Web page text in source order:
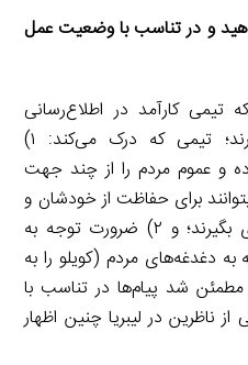
و در تناسب با وضعیت عمل
تیمی کارآمد در اطلاع‌رسانی
مخاطره برای این وضعیت دارند؛ تیمی که درک می‌کند: ۱)
و عموم مردم را از چند جهت
برای حفاظت از خودشان و
عزیزان‌شان تصمیمات آگاهانه‌تری بگیرند؛ و ۲) ضرورت توجه به
دغدغه‌های مردم (کویلو را به
مطمئن شد پیام‌ها در تناسب با
ناظرین در لیبریا چنین اظهار